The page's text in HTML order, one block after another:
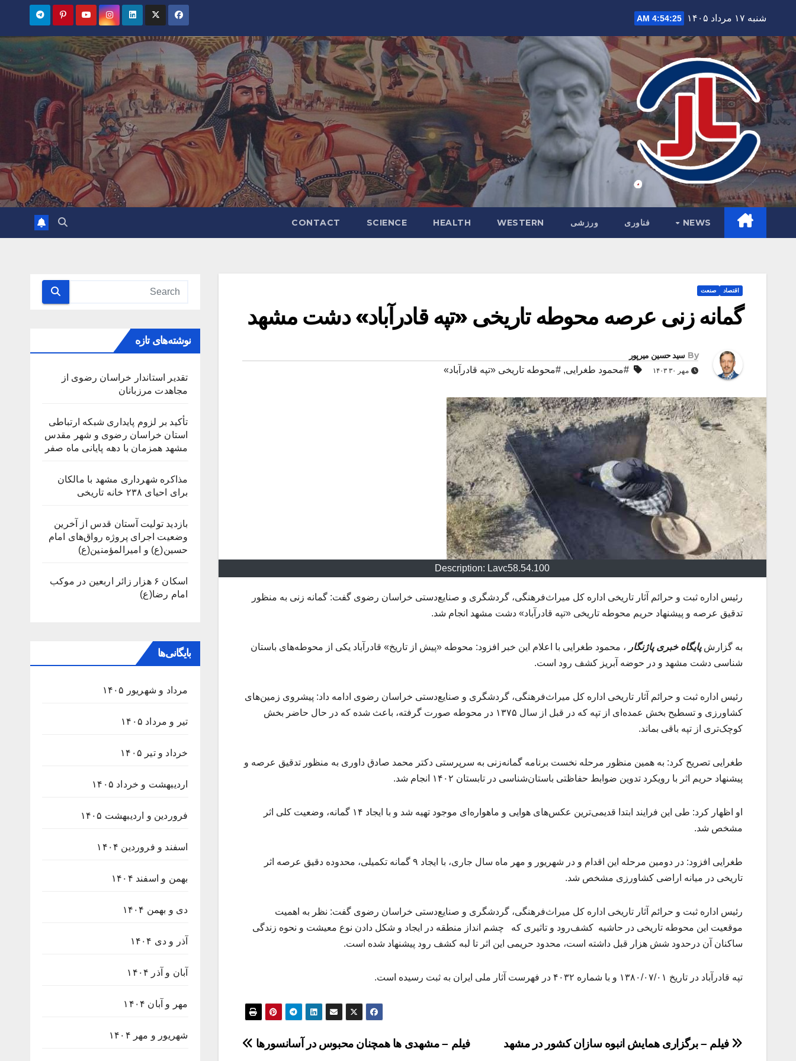
content
شنبه ۱۷ مرداد ۱۴۰۵ 4:54:26 AM
NEWS فناوری ورزشی WESTERN
HEALTH
SCIENCE
CONTACT
اقتصاد صنعت
گمانه زنی عرصه محوطه تاریخی «تپه قادرآباد» دشت مشهد
By سید حسین میرپور
مهر ۳۰ ۱۴۰۳ #محمود طغرایی, #محوطه تاریخی «تپه قادرآباد»
Description: Lavc58.54.100
رئیس اداره ثبت و حرائم آثار تاریخی اداره کل میراث‌فرهنگی، گردشگری و صنایع‌دستی خراسان رضوی گفت: گمانه زنی به منظور
تدقیق عرصه و پیشنهاد حریم محوطه تاریخی «تپه قادرآباد» دشت مشهد انجام شد.
به گزارشپایگاه خبری پاژنگار ، محمود طغرایی با اعلام این خبر افزود: محوطه «پیش از تاریخ» قادرآباد یکی از محوطه‌های باستان
شناسی دشت مشهد و در حوضه ‌آبریز کشف ‌رود است.
رئیس اداره ثبت و حرائم آثار تاریخی اداره کل میراث‌فرهنگی، گردشگری و صنایع‌دستی خراسان رضوی ادامه داد: پیشروی زمین‌های
کشاورزی و تسطیح بخش عمده‌ای از تپه که در قبل از سال ۱۳۷۵ در محوطه صورت گرفته، باعث شده که در حال حاضر بخش
کوچک‌تری از تپه باقی بماند.
طغرایی تصریح کرد: به همین منظور مرحله نخست برنامه گمانه‌زنی به سرپرستی دکتر محمد صادق داوری به منظور تدقیق عرصه و
پیشنهاد حریم اثر با رویکرد تدوین ضوابط حفاظتی باستان‌شناسی در تابستان ۱۴۰۲ انجام شد.
او اظهار کرد: طی این فرایند ابتدا قدیمی‌ترین عکس‌های هوایی و ماهواره‌ای موجود تهیه شد و با ایجاد ۱۴ گمانه، وضعیت کلی اثر
مشخص شد.
طغرایی افزود: در دومین مرحله این اقدام و در شهریور و مهر ماه سال جاری، با ایجاد ۹ گمانه تکمیلی، محدوده دقیق عرصه اثر
تاریخی در میانه اراضی کشاورزی مشخص شد.
رئیس اداره ثبت و حرائم آثار تاریخی اداره کل میراث‌فرهنگی، گردشگری و صنایع‌دستی خراسان رضوی گفت: نظر به اهمیت
موقعیت این محوطه تاریخی در حاشیه کشف‌رود و تاثیری که چشم انداز منطقه در ایجاد و شکل دادن نوع معیشت و نحوه زندگی
ساکنان آن درحدود شش هزار قبل داشته است، محدود حریمی این اثر تا لبه کشف رود پیشنهاد شده است.
تپه قادرآباد در تاریخ ۱۳۸۰/۰۷/۰۱ و با شماره ۴۰۳۲ در فهرست آثار ملی ایران به ثبت رسیده است.
راهبری
فیلم – مشهدی ها همچنان محبوس در آسانسورها فیلم – برگزاری همایش انبوه سازان کشور در مشهد
نوشته‌های تازه
تقدیر استاندار خراسان رضوی از
مجاهدت مرزبانان
تأکید بر لزوم پایداری شبکه ارتباطی
استان خراسان رضوی و شهر مقدس
مشهد همزمان با دهه پایانی ماه صفر
مذاکره شهرداری مشهد با مالکان
برای احیای ۲۳۸ خانه تاریخی
بازدید تولیت آستان قدس از آخرین
وضعیت اجرای پروژه رواق‌های امام
حسین(ع) و امیرالمؤمنین(ع)
اسکان ۶ هزار زائر اربعین در موکب
امام رضا(ع)
بایگانی‌ها
مرداد و شهریور ۱۴۰۵
تیر و مرداد ۱۴۰۵
خرداد و تیر ۱۴۰۵
اردیبهشت و خرداد ۱۴۰۵
فروردین و اردیبهشت ۱۴۰۵
اسفند و فروردین ۱۴۰۴
بهمن و اسفند ۱۴۰۴
دی و بهمن ۱۴۰۴
آذر و دی ۱۴۰۴
آبان و آذر ۱۴۰۴
مهر و آبان ۱۴۰۴
شهریور و مهر ۱۴۰۴